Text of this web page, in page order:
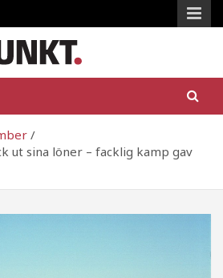
ut sina löner – facklig kamp gav